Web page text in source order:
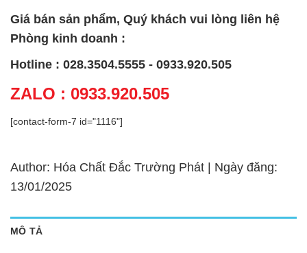
Giá bán sản phẩm, Quý khách vui lòng liên hệ
Phòng kinh doanh :
Hotline : 028.3504.5555 - 0933.920.505
ZALO : 0933.920.505
[contact-form-7 id="1116"]
Author: Hóa Chất Đắc Trường Phát | Ngày đăng:
13/01/2025
MÔ TẢ